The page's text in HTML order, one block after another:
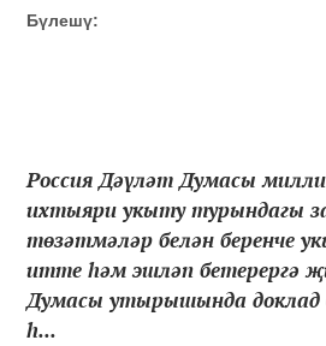
Бүлешү:
Россия Дәүләт Думасы
ихтыяри укыту турындагы
төзәтмәләр белән беренче
итте һәм эшләп бетерергә
Думасы утырышында доклад
һ...